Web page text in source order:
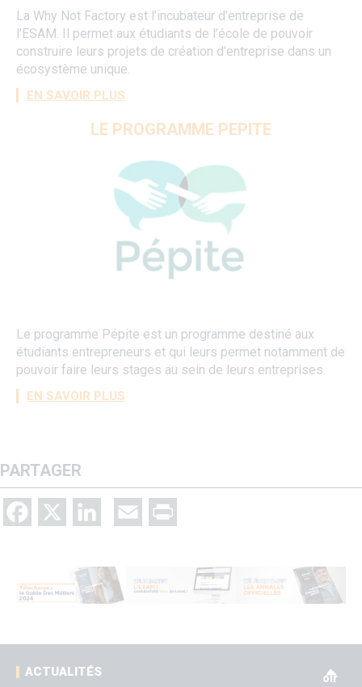
La Why Not Factory est l’incubateur d’entreprise de
l’ESAM. Il permet aux étudiants de l’école de pouvoir
construire leurs projets de création d’entreprise dans un
écosystème unique.
EN SAVOIR PLUS
LE PROGRAMME PEPITE
Le programme Pépite est un programme destiné aux
étudiants entrepreneurs et qui leurs permet notamment de
pouvoir faire leurs stages au sein de leurs entreprises.
EN SAVOIR PLUS
PARTAGER
Facebook LinkedIn Email
ACTUALITÉS
oir